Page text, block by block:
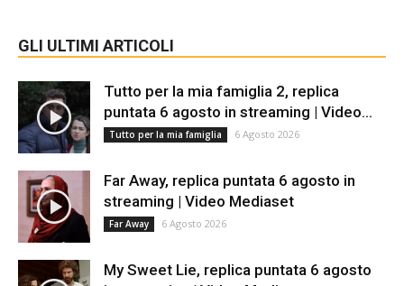
GLI ULTIMI ARTICOLI
Tutto per la mia famiglia 2, replica
puntata 6 agosto in streaming | Video...
Tutto per la mia famiglia 6 Agosto 2026
Far Away, replica puntata 6 agosto in
streaming | Video Mediaset
Far Away 6 Agosto 2026
My Sweet Lie, replica puntata 6 agosto